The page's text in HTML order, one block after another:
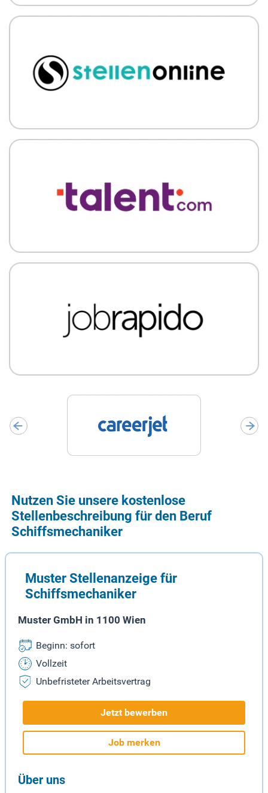
Nutzen Sie unsere kostenlose
Stellenbeschreibung für den Beruf
Schiffsmechaniker
Muster Stellenanzeige für
Schiffsmechaniker
Muster GmbH in 1100 Wien
Beginn: sofort
Vollzeit
Unbefristeter Arbeitsvertrag
Jetzt bewerben
Job merken
Über uns